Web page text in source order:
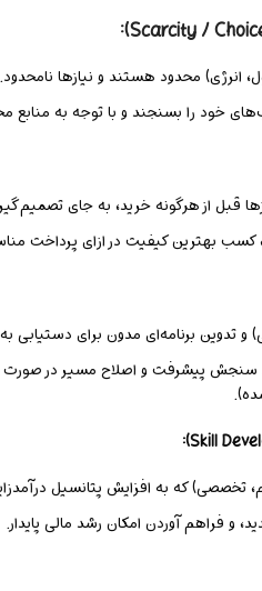
انرژی) محدود هستند و نیازها
خود را بسنجند و با توجه به منابع
قبل از هرگونه خرید، به جای
کسب بهترین کیفیت در ازای پرداخت
برنامه‌ای مدون برای دستیابی
تخصصی) که به افزایش پتانسیل
و فراهم آوردن امکان رشد مالی پایدار.